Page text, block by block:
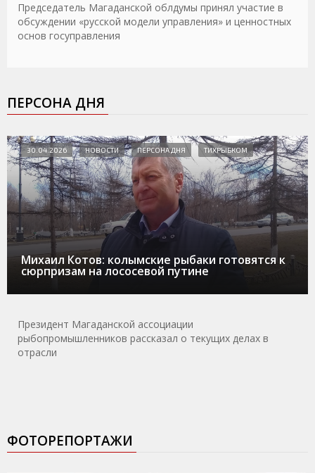
Председатель Магаданской облдумы принял участие в
обсуждении «русской модели управления» и ценностных
основ госуправления
ПЕРСОНА ДНЯ
Михаил Котов: колымские рыбаки готовятся к
сюрпризам на лососевой путине
30.04.2026 НОВОСТИ ПЕРСОНА ДНЯ ТИХРЫБКОМ
Президент Магаданской ассоциации
рыбопромышленников рассказал о текущих делах в
отрасли
ФОТОРЕПОРТАЖИ